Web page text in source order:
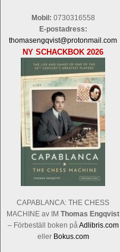
Mobil: 0730316558
E-postadress:
thomasengqvist@protonmail.com
NY SCHACKBOK 2026
CAPABLANCA: THE CHESS
MACHINE av IM Thomas Engqvist
– Förbeställ boken påAdlibris.com
eller Bokus.com